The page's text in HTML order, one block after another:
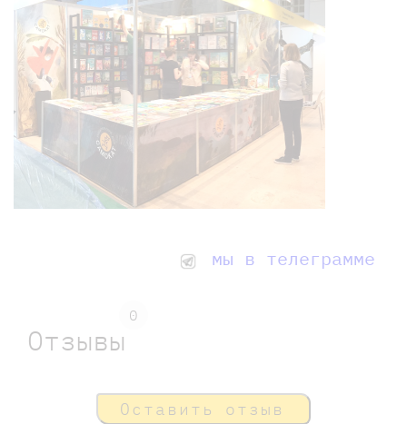
мы в телеграмме
Отзывы
0
Оставить отзыв